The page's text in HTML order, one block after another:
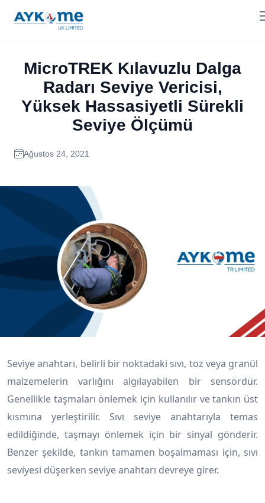
MicroTREK Kılavuzlu Dalga
Radarı Seviye Vericisi,
Yüksek Hassasiyetli Sürekli
Seviye Ölçümü
Ağustos 24, 2021
Seviye anahtarı, belirli bir noktadaki sıvı, toz veya granül
malzemelerin varlığını algılayabilen bir sensördür.
Genellikle taşmaları önlemek için kullanılır ve tankın üst
kısmına yerleştirilir. Sıvı seviye anahtarıyla temas
edildiğinde, taşmayı önlemek için bir sinyal gönderir.
Benzer şekilde, tankın tamamen boşalmaması için, sıvı
seviyesi düşerken seviye anahtarı devreye girer.